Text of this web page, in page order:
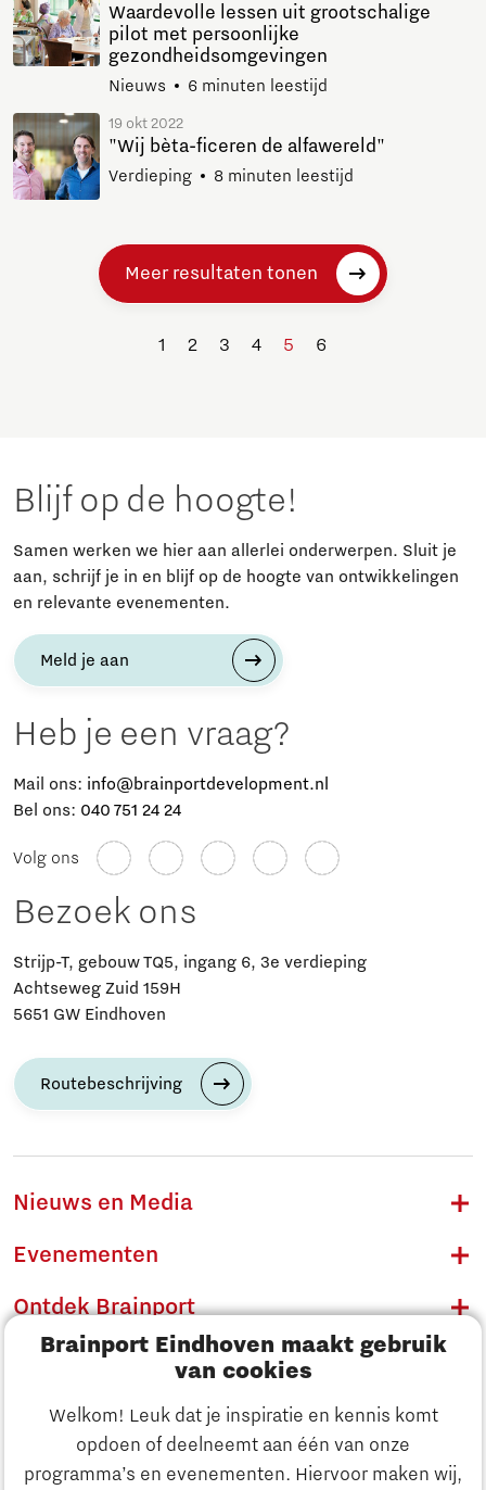
Brainport Eindhoven maakt gebruik
van cookies
Welkom! Leuk dat je inspiratie en kennis komt
opdoen of deelneemt aan één van onze
programma’s en evenementen. Hiervoor maken wij,
Waardevolle lessen uit grootschalige
pilot met persoonlijke
gezondheidsomgevingen
Nieuws 6 minuten leestijd
19 okt 2022
"Wij bèta-ficeren de alfawereld"
Verdieping 8 minuten leestijd
Meer resultaten tonen
1 2 3 4 5 6
Blijf op de hoogte!
Samen werken we hier aan allerlei onderwerpen. Sluit je
aan, schrijf je in en blijf op de hoogte van ontwikkelingen
en relevante evenementen.
Meld je aan
Heb je een vraag?
Mail ons: info@brainportdevelopment.nl
Bel ons: 040 751 24 24
Volg ons
Bezoek ons
Strijp-T, gebouw TQ5, ingang 6, 3e verdieping
Achtseweg Zuid 159H
5651 GW Eindhoven
Routebeschrijving
Nieuws en Media
Evenementen
Ontdek Brainport
Innovatie
Ondernemen
Onderwijs